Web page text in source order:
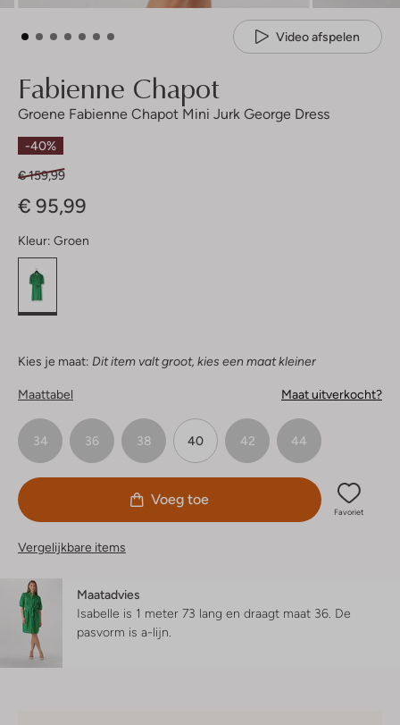
Video afspelen
Fabienne Chapot
Groene Fabienne Chapot Mini Jurk George Dress
-40%
€ 159,99
€ 95,99
Kleur: Groen
Kies je maat: Dit item valt groot, kies een maat kleiner
Maattabel Maat uitverkocht?
34 36 38 40 42 44
Voeg toe
Favoriet
Vergelijkbare items
Maatadvies
Isabelle is 1 meter 73 lang en draagt maat 36. De
pasvorm is a-lijn